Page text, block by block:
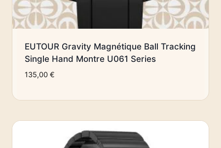
EUTOUR Gravity Magnétique Ball Tracking
Single Hand Montre U061 Series
135,00 €